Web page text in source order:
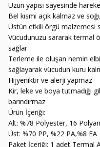
Uzun yapısı sayesinde
Bel kısmı açık kalmaz ve
Üstün etkili örgü malzemesi
Vücudunuzu sararak termal
sağlar
Terleme ile oluşan nemin
sağlayarak vücudun kuru
Hijyeniktir ve alerji yapmaz
Kir, leke ve boya tutmadığı
barındırmaz
Ürün İçeriği:
Alt: %78 Polyester, 16
Üst: %70 PP, %22 PA,%8 EA
Paket İçeriği: 1 adet Termal